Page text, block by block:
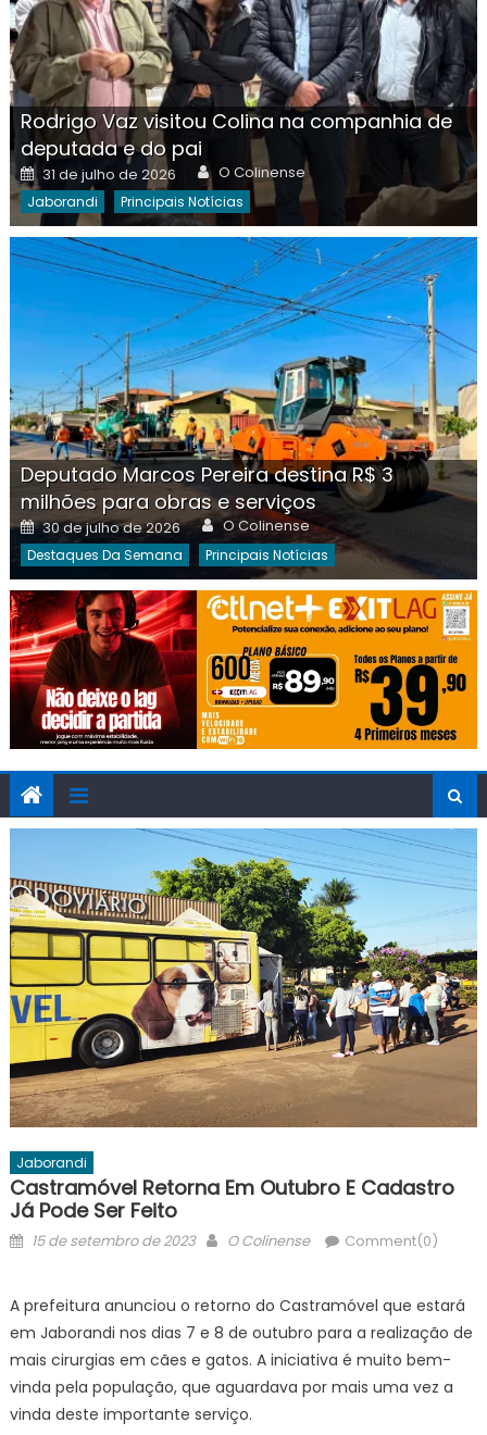
Rodrigo Vaz visitou Colina na companhia de
deputada e do pai
Posted
on
31 de julho de 2026 Author
O Colinense
Jaborandi Principais Notícias
Deputado Marcos Pereira destina R$ 3
milhões para obras e serviços
Posted
on
30 de julho de 2026 Author
O Colinense
Destaques Da Semana Principais Notícias
Jaborandi
Castramóvel Retorna Em Outubro E Cadastro
Já Pode Ser Feito
Posted
15 de setembro de 2023 Author
O Colinense Comment(0)
A prefeitura anunciou o retorno do Castramóvel que estará
em Jaborandi nos dias 7 e 8 de outubro para a realização de
mais cirurgias em cães e gatos. A iniciativa é muito bem-
vinda pela população, que aguardava por mais uma vez a
vinda deste importante serviço.